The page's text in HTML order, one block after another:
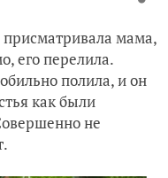
мама,
его перелила.
полила, и он
как были
не